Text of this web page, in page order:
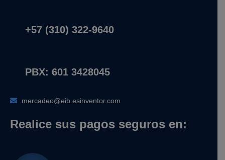
+57 (310) 322-9640
PBX: 601 3428045
mercadeo@eib.esinventor.com
Realice sus pagos seguros en: